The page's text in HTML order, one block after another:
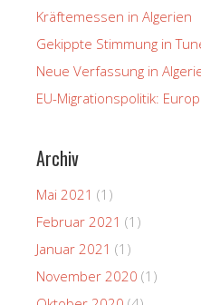
Kräftemessen in Algerien
Gekippte Stimmung in
Neue Verfassung in
EU-Migrationspolitik:
Archiv
Mai 2021 (1)
Februar 2021 (1)
Januar 2021 (1)
November 2020 (1)